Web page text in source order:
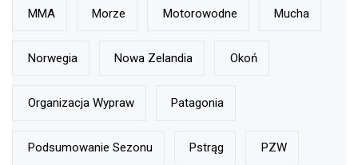
MMA Morze Motorowodne Mucha
Norwegia Nowa Zelandia Okoń
Organizacja Wypraw Patagonia
Podsumowanie Sezonu Pstrąg PZW